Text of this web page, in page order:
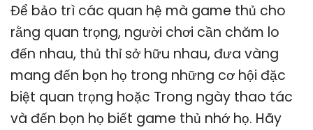
Để bảo trì các quan hệ mà game thủ cho
rằng quan trọng, người chơi cần chăm lo
đến nhau, thủ thỉ sở hữu nhau, đưa vàng
mang đến bọn họ trong những cơ hội đặc
biệt quan trọng hoặc Trong ngày thao tác
và đến bọn họ biết game thủ nhớ họ. Hãy